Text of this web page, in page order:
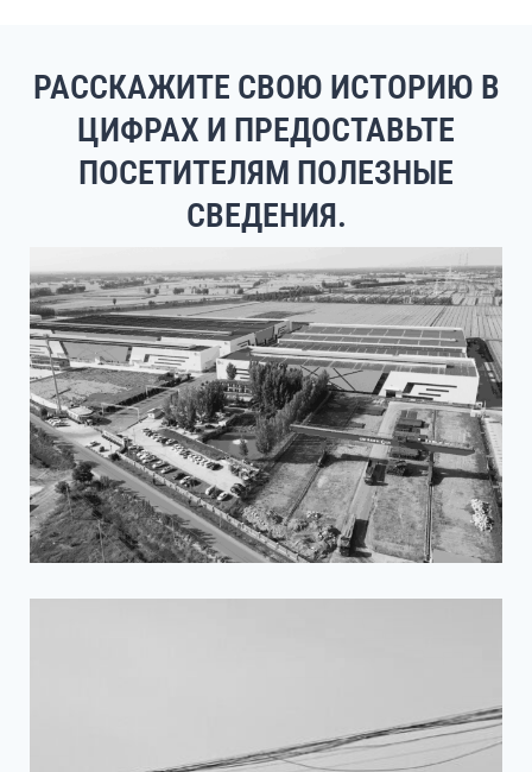
РАССКАЖИТЕ СВОЮ ИСТОРИЮ В
ЦИФРАХ И ПРЕДОСТАВЬТЕ
ПОСЕТИТЕЛЯМ ПОЛЕЗНЫЕ
СВЕДЕНИЯ.